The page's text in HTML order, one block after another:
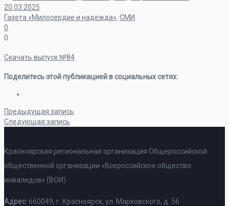
20.03.2025
Газета «Милосердие и надежда», СМИ
0
0
Скачать выпуск №84
Поделитесь этой публикацией в социальных сетях:
Предыдущая запись
Следующая запись
Красноярская региональная организация Общероссийской
общественной организации «Всероссийское общество
инвалидов» (ВОИ).
Адрес: 660049, г. Красноярск, ул. Марковского, д. 56